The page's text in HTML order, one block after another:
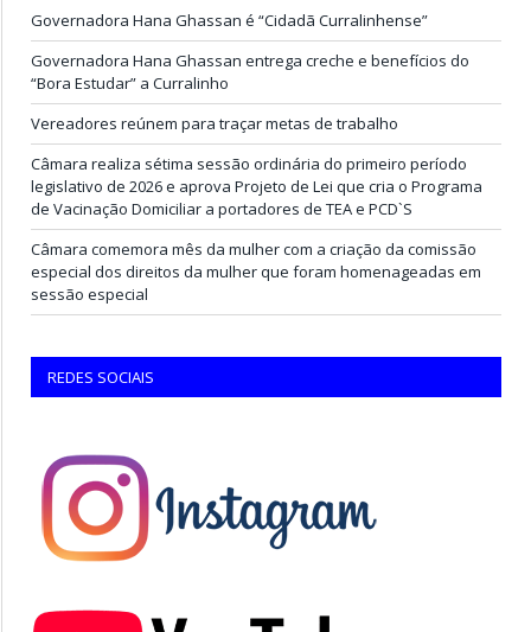
Governadora Hana Ghassan é “Cidadã Curralinhense”
Governadora Hana Ghassan entrega creche e benefícios do
“Bora Estudar” a Curralinho
Vereadores reúnem para traçar metas de trabalho
Câmara realiza sétima sessão ordinária do primeiro período
legislativo de 2026 e aprova Projeto de Lei que cria o Programa
de Vacinação Domiciliar a portadores de TEA e PCD`S
Câmara comemora mês da mulher com a criação da comissão
especial dos direitos da mulher que foram homenageadas em
sessão especial
REDES SOCIAIS